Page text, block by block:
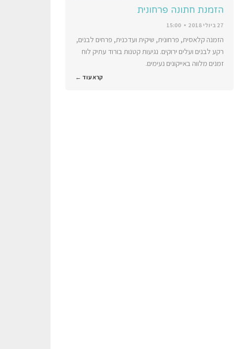
הזמנת חתונה פרחונית
27 ביולי 2018 15:00
הזמנה קלאסית, פרחונית, שיקית ועדכנית, פרחים לבנים,
רקע לבנים ועלים ירוקים. נגיעות קטנות בורוד עתיק לוח
זמנים מלווה באייקונים נעימים.
קרא עוד ←